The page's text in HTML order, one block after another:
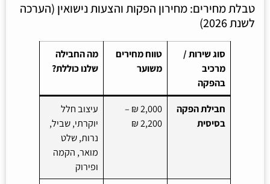
טבלת מחירים: מחירון הפקות והצעות נישואין (הערכה
לשנת 2026)
סוג שירות /
מרכיב
בהפקה
טווח מחירים
משוער
מה החבילה
שלנו כוללת?
חבילת הפקה
בסיסית
2,000 ₪ –
2,200 ₪
עיצוב חלל
יוקרתי, שביל,
נרות, שלט
מואר, הקמה
ופירוק